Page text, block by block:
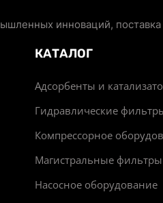
инноваций,
КАТАЛОГ
Адсорбенты и
Гидравлические
Компрессорное
Магистральные фильтры
Насосное оборудование